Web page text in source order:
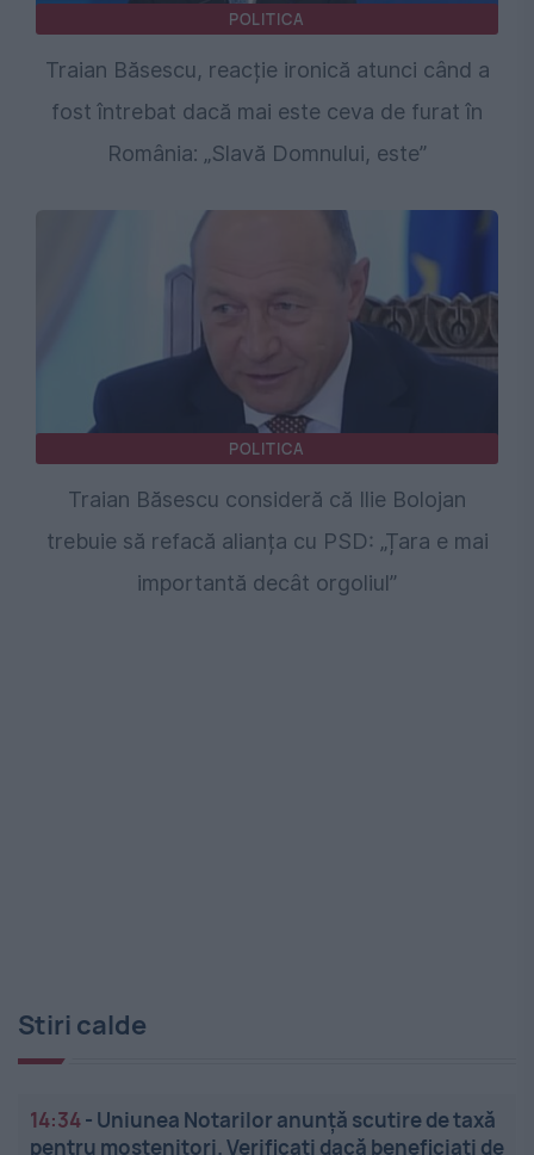
POLITICA
Traian Băsescu, reacție ironică atunci când a
fost întrebat dacă mai este ceva de furat în
România: „Slavă Domnului, este”
POLITICA
Traian Băsescu consideră că Ilie Bolojan
trebuie să refacă alianța cu PSD: „Țara e mai
importantă decât orgoliul”
Stiri calde
14:34- Uniunea Notarilor anunță scutire de taxă
pentru moștenitori. Verificați dacă beneficiați de